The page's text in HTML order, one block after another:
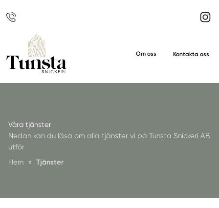
Om oss Kontakta oss
Våra tjänster
Nedan kan du läsa om alla tjänster vi på Tunsta Snickeri AB
utför
Hem
» Tjänster